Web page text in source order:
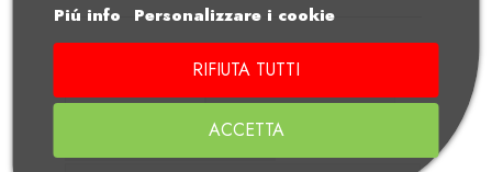
Dettagli Prodotto
Adatto per i modelli
Piú info
Personalizzare i cookie
RIFIUTA TUTTI
ACCETTA